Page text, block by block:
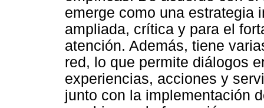
emerge como una estrategia
ampliada, crítica y para el
atención. Además, tiene
red, lo que permite diálogos
experiencias, acciones y
junto con la implementación